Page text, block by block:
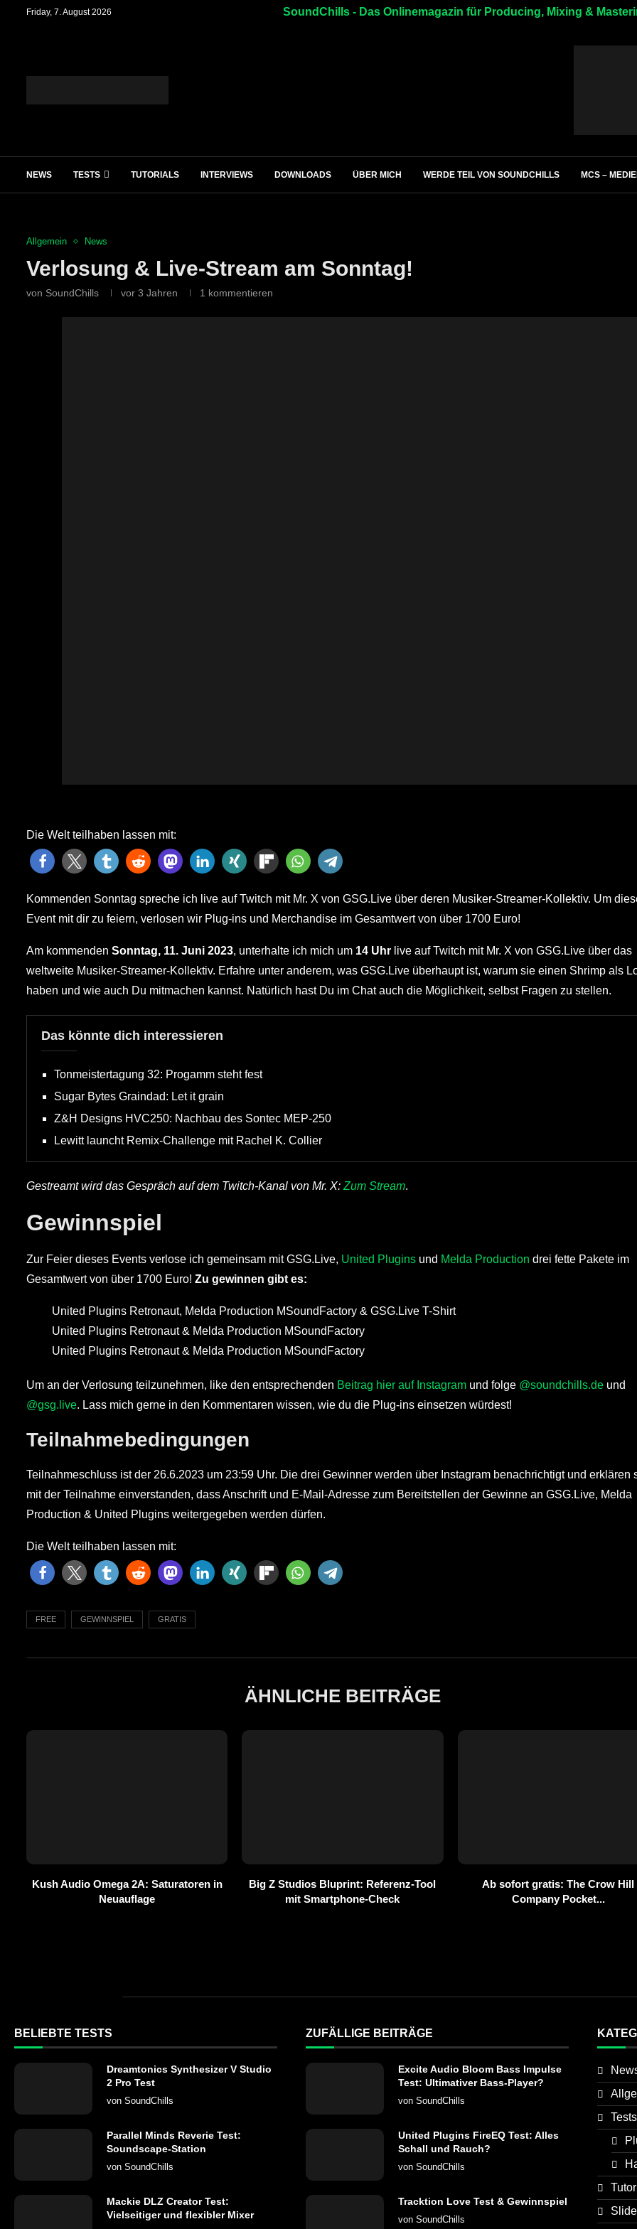
Friday, 7. August 2026 SoundChills - Das Onlinemagazin für Producing, Mixing &
NEWS TESTS TUTORIALS INTERVIEWS DOWNLOADS ÜBER MICH WERDE TEIL VON SOUNDCHILLS MCS –
Allgemein News
Verlosung & Live-Stream am Sonntag!
von SoundChills vor 3 Jahren 1 kommentieren
Die Welt teilhaben lassen mit:
Kommenden Sonntag spreche ich live auf Twitch mit Mr. X von GSG.Live über deren Musiker-Streamer-Kollektiv. Um
Event mit dir zu feiern, verlosen wir Plug-ins und Merchandise im Gesamtwert von über 1700 Euro!
Am kommenden Sonntag, 11. Juni 2023, unterhalte ich mich um 14 Uhr live auf Twitch mit Mr. X von GSG.Live über das
weltweite Musiker-Streamer-Kollektiv. Erfahre unter anderem, was GSG.Live überhaupt ist, warum sie einen Shrimp als
haben und wie auch Du mitmachen kannst. Natürlich hast Du im Chat auch die Möglichkeit, selbst Fragen zu stellen.
Das könnte dich interessieren
Tonmeistertagung 32: Progamm steht fest
Sugar Bytes Graindad: Let it grain
Z&H Designs HVC250: Nachbau des Sontec MEP-250
Lewitt launcht Remix-Challenge mit Rachel K. Collier
Gestreamt wird das Gespräch auf dem Twitch-Kanal von Mr. X: Zum Stream.
Gewinnspiel
Zur Feier dieses Events verlose ich gemeinsam mit GSG.Live, United Plugins und Melda Production drei fette Pakete im
Gesamtwert von über 1700 Euro! Zu gewinnen gibt es:
United Plugins Retronaut, Melda Production MSoundFactory & GSG.Live T-Shirt
United Plugins Retronaut & Melda Production MSoundFactory
United Plugins Retronaut & Melda Production MSoundFactory
Um an der Verlosung teilzunehmen, like den entsprechenden Beitrag hier auf Instagram und folge @soundchills.de und
@gsg.live. Lass mich gerne in den Kommentaren wissen, wie du die Plug-ins einsetzen würdest!
Teilnahmebedingungen
Teilnahmeschluss ist der 26.6.2023 um 23:59 Uhr. Die drei Gewinner werden über Instagram benachrichtigt und erklären
mit der Teilnahme einverstanden, dass Anschrift und E-Mail-Adresse zum Bereitstellen der Gewinne an GSG.Live, Melda
Production & United Plugins weitergegeben werden dürfen.
Die Welt teilhaben lassen mit:
FREE GEWINNSPIEL GRATIS
ÄHNLICHE BEITRÄGE
Kush Audio Omega 2A: Saturatoren in
Neuauflage
Big Z Studios Bluprint: Referenz-Tool
mit Smartphone-Check
Ab sofort gratis: The Crow Hill
Company Pocket...
BELIEBTE TESTS
Dreamtonics Synthesizer V Studio
2 Pro Test
von SoundChills
Parallel Minds Reverie Test:
Soundscape-Station
von SoundChills
Mackie DLZ Creator Test:
Vielseitiger und flexibler Mixer
ZUFÄLLIGE BEITRÄGE
Excite Audio Bloom Bass Impulse
Test: Ultimativer Bass-Player?
von SoundChills
United Plugins FireEQ Test: Alles
Schall und Rauch?
von SoundChills
Tracktion Love Test & Gewinnspiel
von SoundChills
Tests